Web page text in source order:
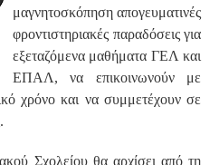
μαγνητοσκόπηση απογευματινές
φροντιστηριακές παραδόσεις για
εξεταζόμενα μαθήματα ΓΕΛ και
ΕΠΑΛ, να επικοινωνούν με
χρόνο και να συμμετέχουν σε
Σχολείου θα αρχίσει από τη